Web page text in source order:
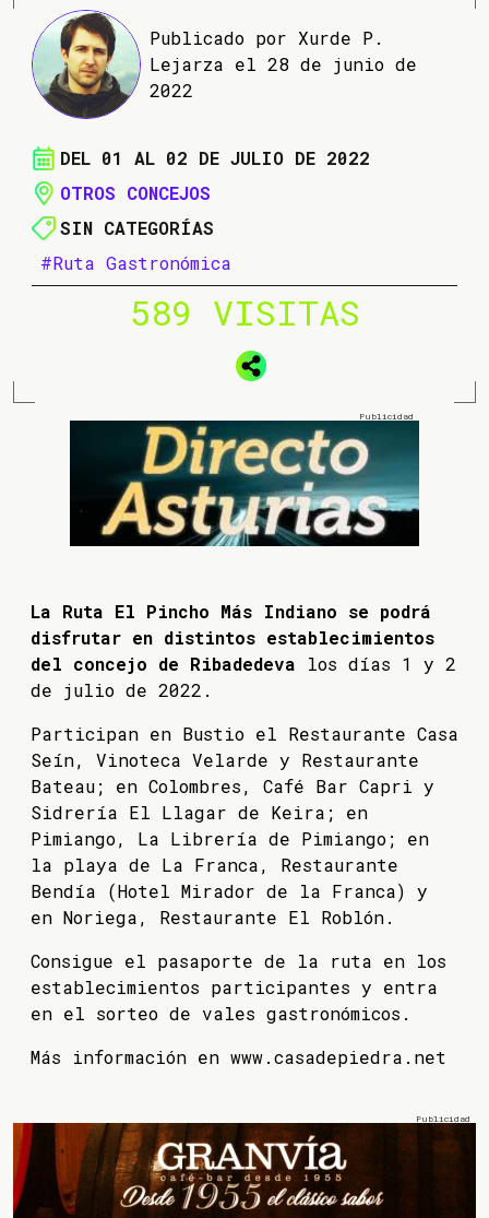
Publicado por Xurde P.
Lejarza el 28 de junio de
2022
DEL 01 AL 02 DE JULIO DE 2022
OTROS CONCEJOS
SIN CATEGORÍAS
#Ruta Gastronómica
589 VISITAS
La Ruta El Pincho Más Indiano se podrá
disfrutar en distintos establecimientos
del concejo de Ribadedeva los días 1 y 2
de julio de 2022.
Participan en Bustio el Restaurante Casa
Seín, Vinoteca Velarde y Restaurante
Bateau; en Colombres, Café Bar Capri y
Sidrería El Llagar de Keira; en
Pimiango, La Librería de Pimiango; en
la playa de La Franca, Restaurante
Bendía (Hotel Mirador de la Franca) y
en Noriega, Restaurante El Roblón.
Consigue el pasaporte de la ruta en los
establecimientos participantes y entra
en el sorteo de vales gastronómicos.
Más información en www.casadepiedra.net